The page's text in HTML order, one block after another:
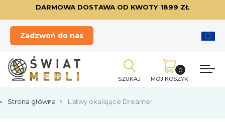
DARMOWA DOSTAWA OD KWOTY 1899 ZŁ
Zadzwoń do nas
SZUKAJ MÓJ KOSZYK
Strona główna Listwy okalające Dreamer